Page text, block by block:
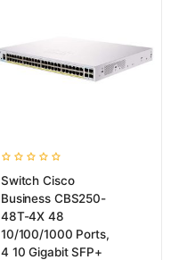
Switch Cisco
Business CBS250-
48T-4X 48
10/100/1000 Ports,
4 10 Gigabit SFP+